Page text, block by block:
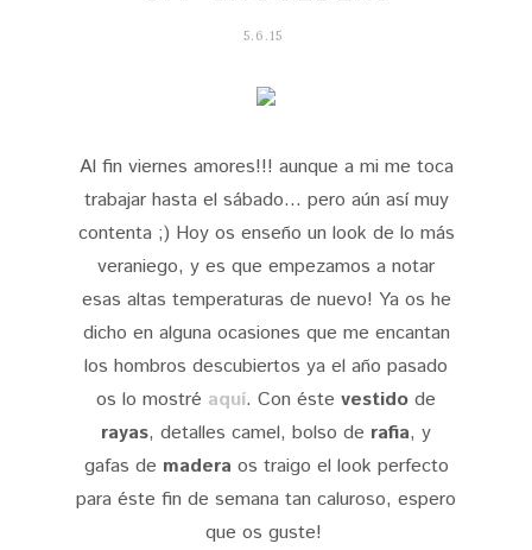
5.6.15
Al fin viernes amores!!! aunque a mi me toca
trabajar hasta el sábado... pero aún así muy
contenta ;) Hoy os enseño un look de lo más
veraniego, y es que empezamos a notar
esas altas temperaturas de nuevo! Ya os he
dicho en alguna ocasiones que me encantan
los hombros descubiertos ya el año pasado
os lo mostré aquí. Con éste vestido de
rayas, detalles camel, bolso de rafia, y
gafas de madera os traigo el look perfecto
para éste fin de semana tan caluroso, espero
que os guste!